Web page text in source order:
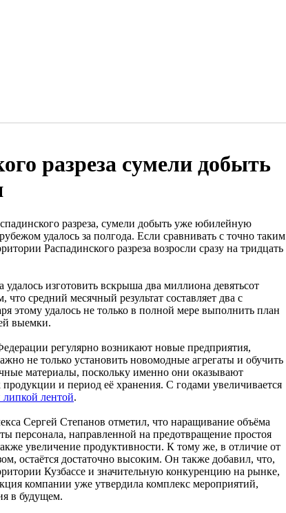
разреза сумели добыть
разреза, сумели добыть уже юбилейную
удалось за полгода. Если сравнивать с точно таким
Распадинского разреза возросли сразу на тридцать
изготовить вскрыша два миллиона девятьсот
средний месячный результат составляет два с
этому удалось не только в полной мере выполнить план
выемки.
регулярно возникают новые предприятия,
не только установить новомодные агрегаты и обучить
материалы, поскольку именно они оказывают
и период её хранения. С годами увеличивается
лентой.
Сергей Степанов отметил, что наращивание объёма
персонала, направленной на предотвращение простоя
увеличение продуктивности. К тому же, в отличие от
остаётся достаточно высоким. Он также добавил, что,
Кузбассе и значительную конкуренцию на рынке,
компании уже утвердила комплекс мероприятий,
в будущем.